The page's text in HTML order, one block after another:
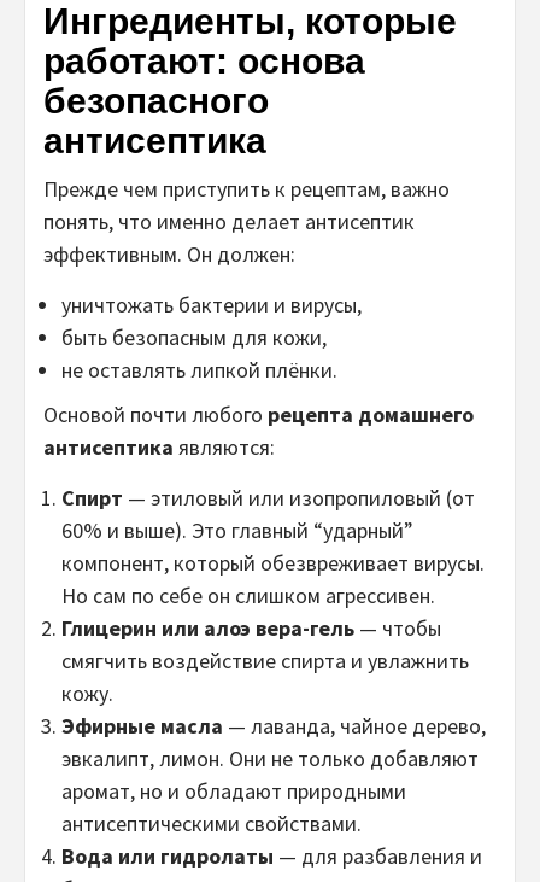
Ингредиенты, которые
работают: основа
безопасного
антисептика
Прежде чем приступить к рецептам, важно
понять, что именно делает антисептик
эффективным. Он должен:
уничтожать бактерии и вирусы,
быть безопасным для кожи,
не оставлять липкой плёнки.
Основой почти любого рецепта домашнего
антисептика являются:
Спирт — этиловый или изопропиловый (от
60% и выше). Это главный “ударный”
компонент, который обезвреживает вирусы.
Но сам по себе он слишком агрессивен.
Глицерин или алоэ вера-гель — чтобы
смягчить воздействие спирта и увлажнить
кожу.
Эфирные масла — лаванда, чайное дерево,
эвкалипт, лимон. Они не только добавляют
аромат, но и обладают природными
антисептическими свойствами.
Вода или гидролаты — для разбавления и